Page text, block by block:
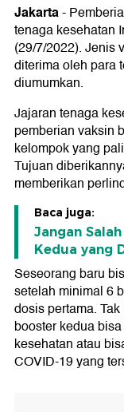
Jakarta-
tenaga kesehatan
(29/7/2022). Jenis
diterima oleh para
diumumkan.
Jajaran tenaga
pemberian vaksin
kelompok yang
Tujuan
memberikan
Baca juga:
Jangan
Kedua yang
Seseorang baru
setelah minimal 6
dosis pertama.
booster kedua
kesehatan atau
COVID-19 yang